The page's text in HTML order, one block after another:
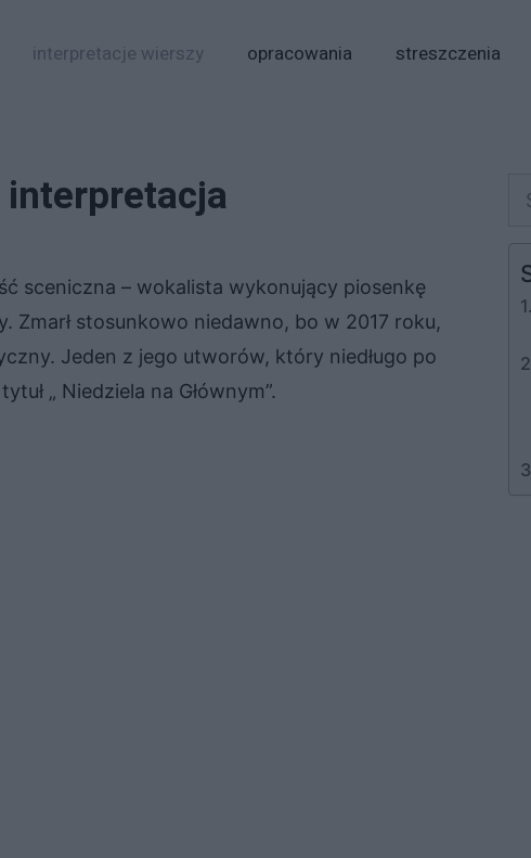
interpretacje wierszy opracowania streszczenia
interpretacja
sceniczna – wokalista wykonujący piosenkę
stosunkowo niedawno, bo w 2017 roku,
Jeden z jego utworów, który niedługo po
„ Niedziela na Głównym”.